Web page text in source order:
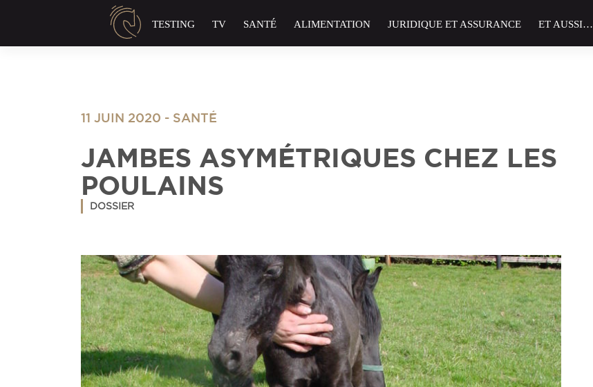
TESTING TV SANTÉ ALIMENTATION JURIDIQUE ET ASSURANCE ET AUSSI…
11 JUIN 2020 - SANTÉ
JAMBES ASYMÉTRIQUES CHEZ LES
POULAINS
DOSSIER
Panneau de gestion des cookies